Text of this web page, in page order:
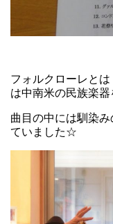
フォルクローレと
は中南米の民族楽器
曲目の中には馴染
ていました☆